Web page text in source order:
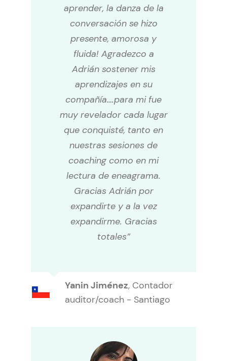
aprender, la danza de la
conversación se hizo
presente, amorosa y
fluida! Agradezco a
Adrián sostener mis
aprendizajes en su
compañía….para mi fue
muy revelador cada lugar
que conquisté, tanto en
nuestras sesiones de
coaching como en mi
lectura de eneagrama.
Gracias Adrián por
expandirte y a la vez
expandirme. Gracias
totales”
Yanin Jiménez, Contador
auditor/coach - Santiago